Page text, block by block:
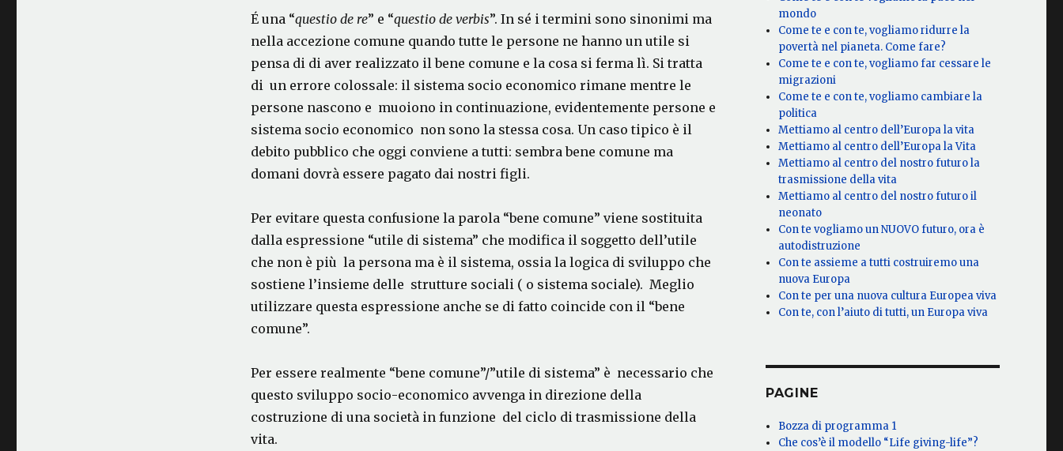
É una “questio de re” e “questio de verbis”. In sé i termini sono sinonimi ma
nella accezione comune quando tutte le persone ne hanno un utile si
pensa di di aver realizzato il bene comune e la cosa si ferma lì. Si tratta
di un errore colossale: il sistema socio economico rimane mentre le
persone nascono e muoiono in continuazione, evidentemente persone e
sistema socio economico non sono la stessa cosa. Un caso tipico è il
debito pubblico che oggi conviene a tutti: sembra bene comune ma
domani dovrà essere pagato dai nostri figli.
Per evitare questa confusione la parola “bene comune” viene sostituita
dalla espressione “utile di sistema” che modifica il soggetto dell’utile
che non è più la persona ma è il sistema, ossia la logica di sviluppo che
sostiene l’insieme delle strutture sociali ( o sistema sociale). Meglio
utilizzare questa espressione anche se di fatto coincide con il “bene
comune”.
Per essere realmente “bene comune”/”utile di sistema” è necessario che
questo sviluppo socio-economico avvenga in direzione della
costruzione di una società in funzione del ciclo di trasmissione della
vita.
mondo
Come te e con te, vogliamo ridurre la
povertà nel pianeta. Come fare?
Come te e con te, vogliamo far cessare le
migrazioni
Come te e con te, vogliamo cambiare la
politica
Mettiamo al centro dell’Europa la vita
Mettiamo al centro dell’Europa la Vita
Mettiamo al centro del nostro futuro la
trasmissione della vita
Mettiamo al centro del nostro futuro il
neonato
Con te vogliamo un NUOVO futuro, ora è
autodistruzione
Con te assieme a tutti costruiremo una
nuova Europa
Con te per una nuova cultura Europea viva
Con te, con l’aiuto di tutti, un Europa viva
PAGINE
Bozza di programma 1
Che cos’è il modello “Life giving-life”?